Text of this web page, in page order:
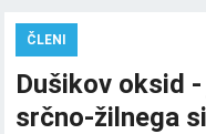
ČLENI
Dušikov oksid
srčno-žilnega